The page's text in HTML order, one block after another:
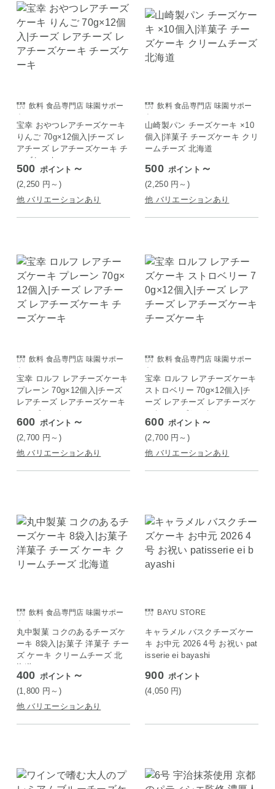
飲料 食品専門店 味園サポー
ト
宝幸 おやつレアチーズケーキ
りんご 70g×12個入|チーズ レ
アチーズ レアチーズケーキ チ
ーズケーキ
500 ポイント ～
(2,250 円 ～)
他 バリエーションあり
飲料 食品専門店 味園サポー
ト
山崎製パン チーズケーキ ×10
個入|洋菓子 チーズケーキ クリ
ームチーズ 北海道
500 ポイント ～
(2,250 円 ～)
他 バリエーションあり
飲料 食品専門店 味園サポー
ト
宝幸 ロルフ レアチーズケーキ
プレーン 70g×12個入|チーズ
レアチーズ レアチーズケーキ
チーズケーキ
600 ポイント ～
(2,700 円 ～)
他 バリエーションあり
飲料 食品専門店 味園サポー
ト
宝幸 ロルフ レアチーズケーキ
ストロベリー 70g×12個入|チ
ーズ レアチーズ レアチーズケ
ーキ チーズケーキ
600 ポイント ～
(2,700 円 ～)
他 バリエーションあり
飲料 食品専門店 味園サポー
ト
丸中製菓 コクのあるチーズケ
ーキ 8袋入|お菓子 洋菓子 チー
ズ ケーキ クリームチーズ 北
海道
400 ポイント ～
(1,800 円 ～)
他 バリエーションあり
BAYU STORE
キャラメル バスクチーズケー
キ お中元 2026 4号 お祝い pat
isserie ei bayashi
900 ポイント
(4,050 円)